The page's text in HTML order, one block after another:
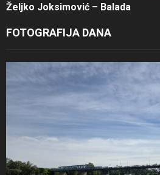
Željko Joksimović – Balada
FOTOGRAFIJA DANA